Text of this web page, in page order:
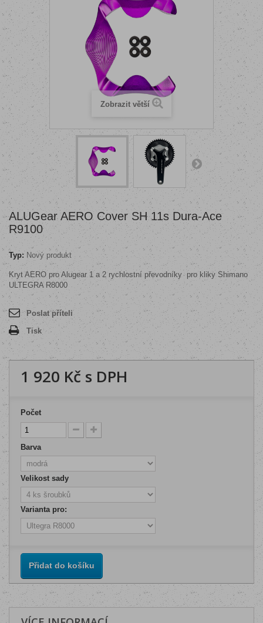
Zobrazit větší
ALUGear AERO Cover SH 11s Dura-Ace
R9100
Typ: Nový produkt
Kryt AERO pro Alugear 1 a 2 rychlostní převodníky pro kliky Shimano
ULTEGRA R8000
Poslat příteli
Tisk
1 920 Kč s DPH
Počet
Barva
Velikost sady
Varianta pro:
Přidat do košíku